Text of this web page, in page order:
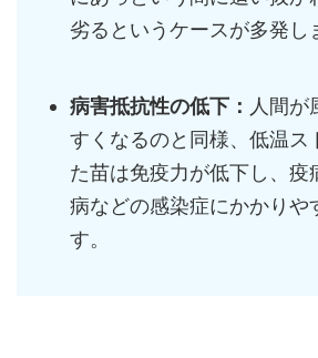
劣るというケースが多発し
病害抵抗性の低下： 人間が
すくなるのと同様、低温ス
た苗は免疫力が低下し、疫
病などの感染症にかかりや
す。